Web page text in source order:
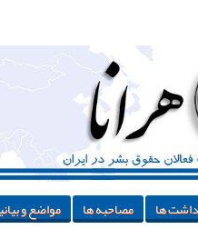
ها مصاحبه ها مواضع و